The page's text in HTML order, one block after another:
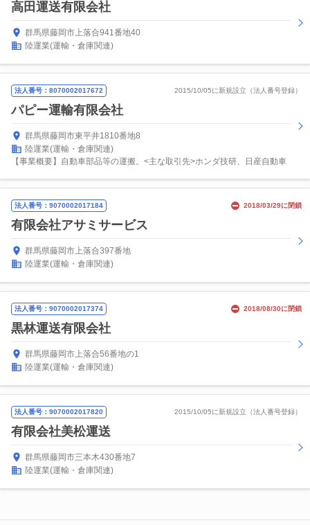
高田運送有限会社
群馬県藤岡市上落合941番地40
陸運業(運輸・倉庫関連)
法人番号：8070002017672 2015/10/05に新規設立（法人番号登録）
パピー運輸有限会社
群馬県藤岡市東平井1810番地8
陸運業(運輸・倉庫関連)
【事業概要】自動車部品等の運搬。<主な取引先>ホンダ技研、日産自動車
法人番号：9070002017184 2018/03/29に閉鎖
有限会社アサミサービス
群馬県藤岡市上落合397番地
陸運業(運輸・倉庫関連)
法人番号：9070002017374 2018/08/30に閉鎖
黒林運送有限会社
群馬県藤岡市上落合56番地の1
陸運業(運輸・倉庫関連)
法人番号：9070002017820 2015/10/05に新規設立（法人番号登録）
有限会社美松運送
群馬県藤岡市三本木430番地7
陸運業(運輸・倉庫関連)